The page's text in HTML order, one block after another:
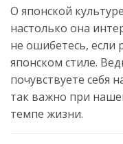
О японской
настолько она
не ошибетесь,
японском стиле.
почувствуете себя
так важно при
темпе жизни.